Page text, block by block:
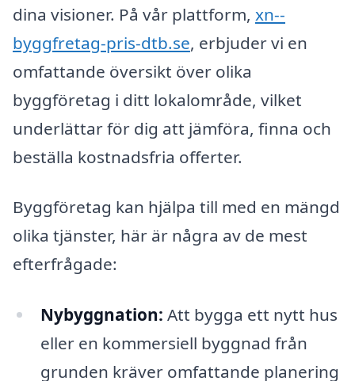
dina visioner. På vår plattform, xn--
byggfretag-pris-dtb.se, erbjuder vi en
omfattande översikt över olika
byggföretag i ditt lokalområde, vilket
underlättar för dig att jämföra, finna och
beställa kostnadsfria offerter.
Byggföretag kan hjälpa till med en mängd
olika tjänster, här är några av de mest
efterfrågade:
Nybyggnation: Att bygga ett nytt hus
eller en kommersiell byggnad från
grunden kräver omfattande planering